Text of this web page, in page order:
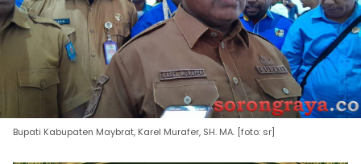
Bupati Kabupaten Maybrat, Karel Murafer, SH. MA. [foto: sr]